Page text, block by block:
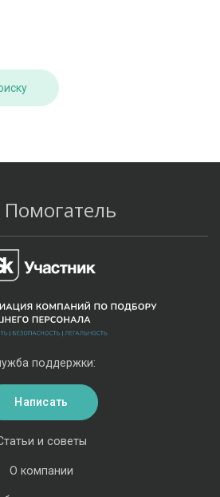
Помогатель
и советы
О компании
поддержки:
Написать